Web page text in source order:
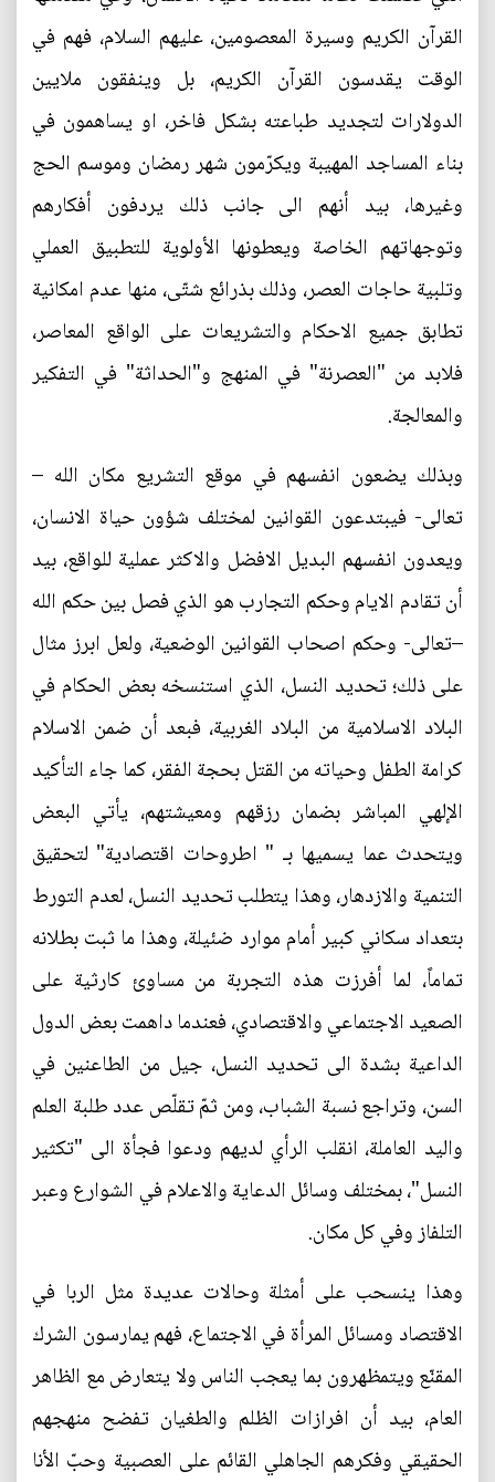
القرآن الكريم وسيرة المعصومين، عليهم السلام، فهم في
الوقت يقدسون القرآن الكريم، بل وينفقون ملايين
الدولارات لتجديد طباعته بشكل فاخر، او يساهمون في
بناء المساجد المهيبة ويكرّمون شهر رمضان وموسم الحج
وغيرها، بيد أنهم الى جانب ذلك يردفون أفكارهم
وتوجهاتهم الخاصة ويعطونها الأولوية للتطبيق العملي
وتلبية حاجات العصر، وذلك بذرائع شتّى، منها عدم امكانية
تطابق جميع الاحكام والتشريعات على الواقع المعاصر،
فلابد من "العصرنة" في المنهج و"الحداثة" في التفكير
والمعالجة.
وبذلك يضعون انفسهم في موقع التشريع مكان الله –
تعالى- فيبتدعون القوانين لمختلف شؤون حياة الانسان،
ويعدون انفسهم البديل الافضل والاكثر عملية للواقع، بيد
أن تقادم الايام وحكم التجارب هو الذي فصل بين حكم الله
–تعالى- وحكم اصحاب القوانين الوضعية، ولعل ابرز مثال
على ذلك؛ تحديد النسل، الذي استنسخه بعض الحكام في
البلاد الاسلامية من البلاد الغربية، فبعد أن ضمن الاسلام
كرامة الطفل وحياته من القتل بحجة الفقر، كما جاء التأكيد
الإلهي المباشر بضمان رزقهم ومعيشتهم، يأتي البعض
ويتحدث عما يسميها بـ " اطروحات اقتصادية" لتحقيق
التنمية والازدهار، وهذا يتطلب تحديد النسل، لعدم التورط
بتعداد سكاني كبير أمام موارد ضئيلة، وهذا ما ثبت بطلانه
تماماً، لما أفرزت هذه التجربة من مساوئ كارثية على
الصعيد الاجتماعي والاقتصادي، فعندما داهمت بعض الدول
الداعية بشدة الى تحديد النسل، جيل من الطاعنين في
السن، وتراجع نسبة الشباب، ومن ثمّ تقلّص عدد طلبة العلم
واليد العاملة، انقلب الرأي لديهم ودعوا فجأة الى "تكثير
النسل"، بمختلف وسائل الدعاية والاعلام في الشوارع وعبر
التلفاز وفي كل مكان.
وهذا ينسحب على أمثلة وحالات عديدة مثل الربا في
الاقتصاد ومسائل المرأة في الاجتماع، فهم يمارسون الشرك
المقنّع ويتمظهرون بما يعجب الناس ولا يتعارض مع الظاهر
العام، بيد أن افرازات الظلم والطغيان تفضح منهجهم
الحقيقي وفكرهم الجاهلي القائم على العصبية وحبّ الأنا